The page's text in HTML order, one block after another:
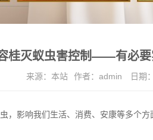
桂灭蚁虫害控制——有必要
来源： 本站 作者： admin 日期：
，影响我们生活、消费、安康等多个